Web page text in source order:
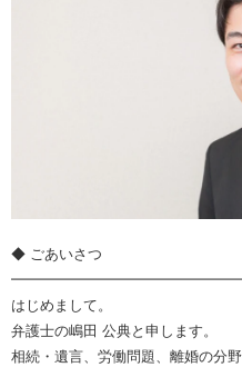
◆ ごあいさつ
はじめまして。
弁護士の嶋田 公典と申します。
相続・遺言、労働問題、離婚の分